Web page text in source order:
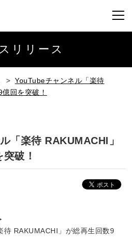
リリース
>YouTubeチャンネル「楽待
回を突破！
「楽待 RAKUMACHI」
破！
待 RAKUMACHI」が総再生回数9